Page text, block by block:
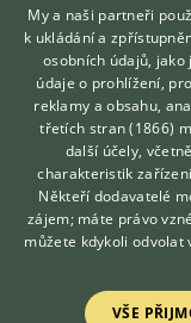
My a naši partneři
k ukládání a
osobních údajů,
údaje o prohlížení,
reklamy a obsahu,
třetích stran (1866)
další účely,
charakteristik
Někteří dodavatelé
zájem; máte právo
můžete kdykoli odvolat
VŠE